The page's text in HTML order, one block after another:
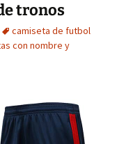
tronos
camiseta de futbol
con nombre y